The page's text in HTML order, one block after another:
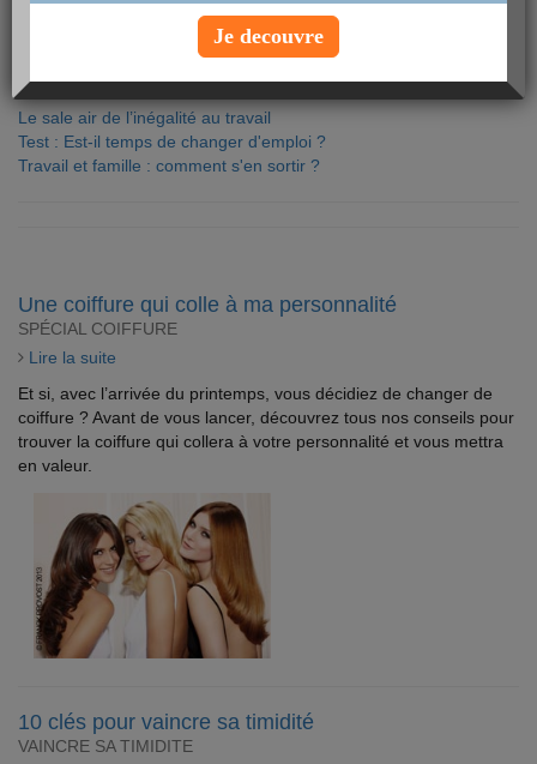
famille, où en sont-elles ? Voici un bilan passionnant sur le travail
Lire la suite
Le sale air de l’inégalité au travail
Test : Est-il temps de changer d'emploi ?
Travail et famille : comment s'en sortir ?
Une coiffure qui colle à ma personnalité
SPÉCIAL COIFFURE
Lire la suite
Et si, avec l’arrivée du printemps, vous décidiez de changer de
coiffure ? Avant de vous lancer, découvrez tous nos conseils pour
trouver la coiffure qui collera à votre personnalité et vous mettra
en valeur.
10 clés pour vaincre sa timidité
VAINCRE SA TIMIDITE
Je decouvre